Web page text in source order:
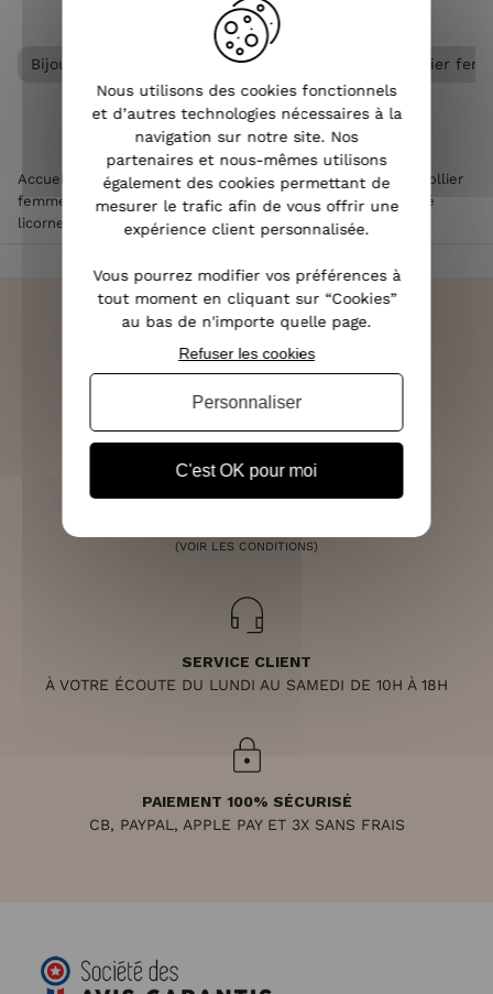
Bijoux acier femme Collier acier femme Collier
Accueil Accessoires de mode femme >Bijoux femme
Collier
femme
Collier acier femme >Collier MILE MILA acier doré
licorne
OFFERTE DÈS 70€
(VOIR LES CONDITIONS)
SERVICE CLIENT
À VOTRE ÉCOUTE DU LUNDI AU SAMEDI DE 10H À 18H
PAIEMENT 100% SÉCURISÉ
CB, PAYPAL, APPLE PAY ET 3X SANS FRAIS
Nous utilisons des cookies fonctionnels
et d’autres technologies nécessaires à la
navigation sur notre site. Nos
partenaires et nous-mêmes utilisons
également des cookies permettant de
mesurer le trafic afin de vous offrir une
expérience client personnalisée.
Vous pourrez modifier vos préférences à
tout moment en cliquant sur “Cookies”
au bas de n'importe quelle page.
C'est OK pour moi
Refuser les cookies
Personnaliser